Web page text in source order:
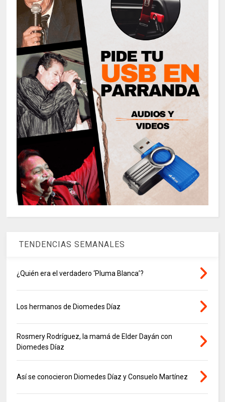
TENDENCIAS SEMANALES
¿Quién era el verdadero ‘Pluma Blanca’?
Los hermanos de Diomedes Díaz
Rosmery Rodríguez, la mamá de Elder Dayán con
Diomedes Díaz
Así se conocieron Diomedes Díaz y Consuelo Martínez